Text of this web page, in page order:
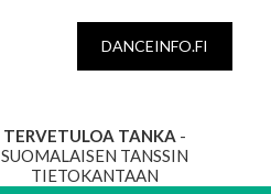
DANCEINFO.FI
TERVETULOA TANKA -
SUOMALAISEN TANSSIN
TIETOKANTAAN